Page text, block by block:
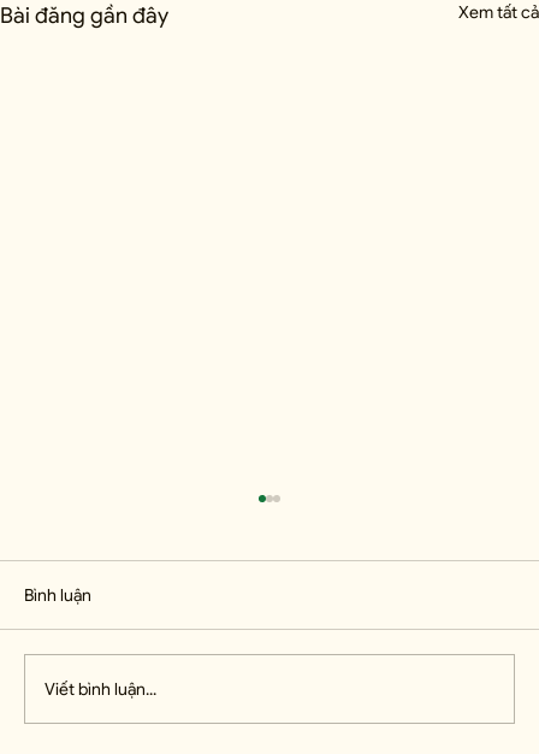
Bài đăng gần đây Xem tất cả
Bình luận
Viết bình luận...